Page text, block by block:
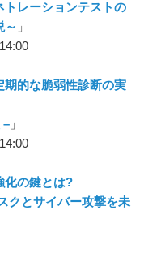
トレーションテストの
～ 」
的な脆弱性診断の実
– 」
化の鍵とは?
クとサイバー攻撃を未